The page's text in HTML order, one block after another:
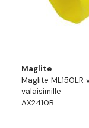
Maglite
Maglite ML150LR
valaisimille
AX2410B